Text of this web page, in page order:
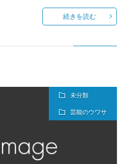
続きを読む
未分類
芸能のウワサ